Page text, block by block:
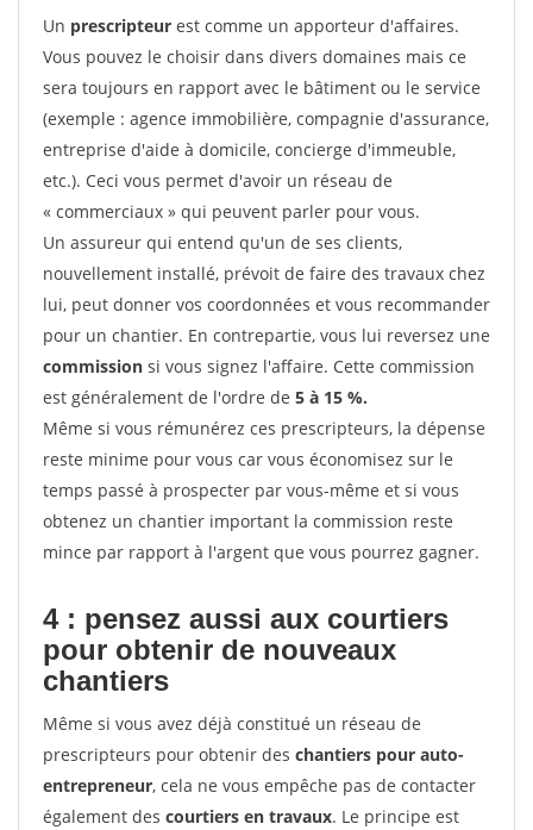
Un prescripteur est comme un apporteur d'affaires.
Vous pouvez le choisir dans divers domaines mais ce
sera toujours en rapport avec le bâtiment ou le service
(exemple : agence immobilière, compagnie d'assurance,
entreprise d'aide à domicile, concierge d'immeuble,
etc.). Ceci vous permet d'avoir un réseau de
« commerciaux » qui peuvent parler pour vous.
Un assureur qui entend qu'un de ses clients,
nouvellement installé, prévoit de faire des travaux chez
lui, peut donner vos coordonnées et vous recommander
pour un chantier. En contrepartie, vous lui reversez une
commission si vous signez l'affaire. Cette commission
est généralement de l'ordre de 5 à 15 %.
Même si vous rémunérez ces prescripteurs, la dépense
reste minime pour vous car vous économisez sur le
temps passé à prospecter par vous-même et si vous
obtenez un chantier important la commission reste
mince par rapport à l'argent que vous pourrez gagner.
4 : pensez aussi aux courtiers
pour obtenir de nouveaux
chantiers
Même si vous avez déjà constitué un réseau de
prescripteurs pour obtenir des chantiers pour auto-
entrepreneur, cela ne vous empêche pas de contacter
également des courtiers en travaux. Le principe est